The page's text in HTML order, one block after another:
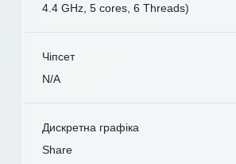
4.4 GHz, 5 cores, 6 Threads)
Чіпсет
N/A
Дискретна графіка
Share